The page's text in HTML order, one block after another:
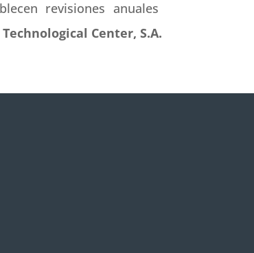
revisiones anuales
Center, S.A.